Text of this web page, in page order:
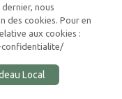
thématique :
nous
des cookies. Pour en
aux cookies :
Local